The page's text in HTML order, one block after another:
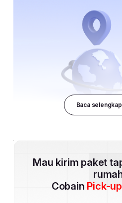
Baca
Mau kirim paket
Cobain Pick-